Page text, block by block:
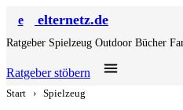
e elternetz.de
Ratgeber Spielzeug Outdoor Bücher
Ratgeber stöbern
Start › Spielzeug